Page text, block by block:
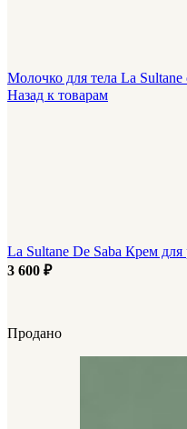
Молочко для тела La
Назад к товарам
La Sultane De Saba Крем
3 600 ₽
Продано